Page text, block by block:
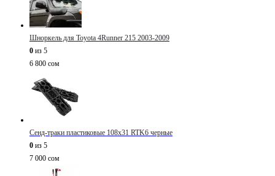
Шноркель для Toyota 4Runner 215 2003-2009
0 из 5
6 800 сом
Сенд-траки пластиковые 108х31 RTK6 черные
0 из 5
7 000 сом